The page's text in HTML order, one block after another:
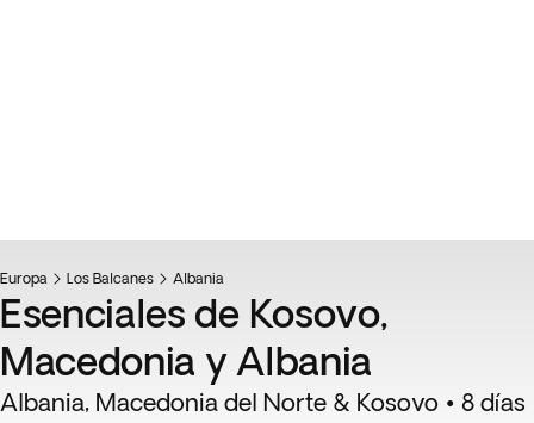
Europa Los Balcanes Albania
Esenciales de Kosovo,
Macedonia y Albania
Albania, Macedonia del Norte & Kosovo • 8 días